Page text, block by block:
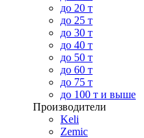
до 20 т
до 25 т
до 30 т
до 40 т
до 50 т
до 60 т
до 75 т
до 100 т и выше
Производители
Keli
Zemic